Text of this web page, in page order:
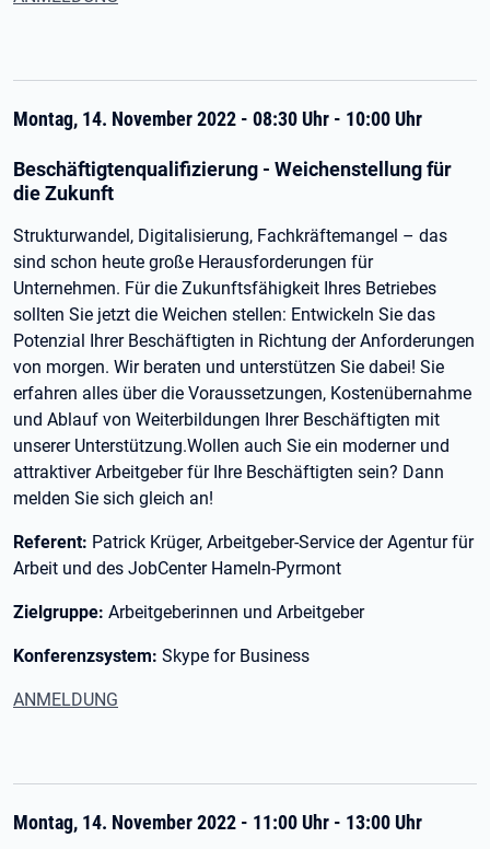
Montag, 14. November 2022 - 08:30 Uhr - 10:00 Uhr
Beschäftigtenqualifizierung - Weichenstellung für
die Zukunft
Strukturwandel, Digitalisierung, Fachkräftemangel – das
sind schon heute große Herausforderungen für
Unternehmen. Für die Zukunftsfähigkeit Ihres Betriebes
sollten Sie jetzt die Weichen stellen: Entwickeln Sie das
Potenzial Ihrer Beschäftigten in Richtung der Anforderungen
von morgen. Wir beraten und unterstützen Sie dabei! Sie
erfahren alles über die Voraussetzungen, Kostenübernahme
und Ablauf von Weiterbildungen Ihrer Beschäftigten mit
unserer Unterstützung.Wollen auch Sie ein moderner und
attraktiver Arbeitgeber für Ihre Beschäftigten sein? Dann
melden Sie sich gleich an!
Referent: Patrick Krüger, Arbeitgeber-Service der Agentur für
Arbeit und des JobCenter Hameln-Pyrmont
Zielgruppe: Arbeitgeberinnen und Arbeitgeber
Konferenzsystem: Skype for Business
ANMELDUNG
Montag, 14. November 2022 - 11:00 Uhr - 13:00 Uhr